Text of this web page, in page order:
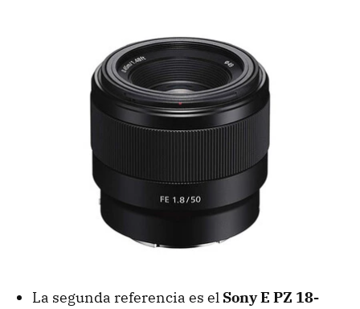
La segunda referencia es el Sony E PZ 18-